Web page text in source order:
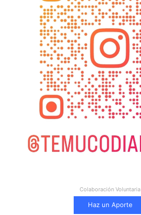
Colaboración Voluntaria
Haz un Aporte